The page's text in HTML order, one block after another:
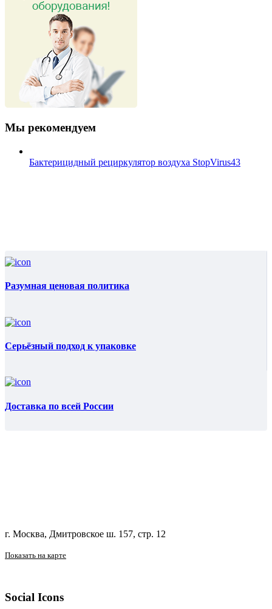
Мы рекомендуем
Бактерицидный рециркулятор воздуха StopVirus43
Разумная ценовая политика
Серьёзный подход к упаковке
Доставка по всей России
г. Москва, Дмитровское ш. 157, стр. 12
Показать на карте
Social Icons